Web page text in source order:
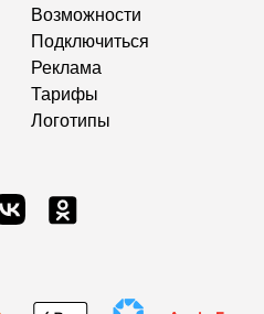
Возможности
Подключиться
Реклама
Тарифы
Логотипы